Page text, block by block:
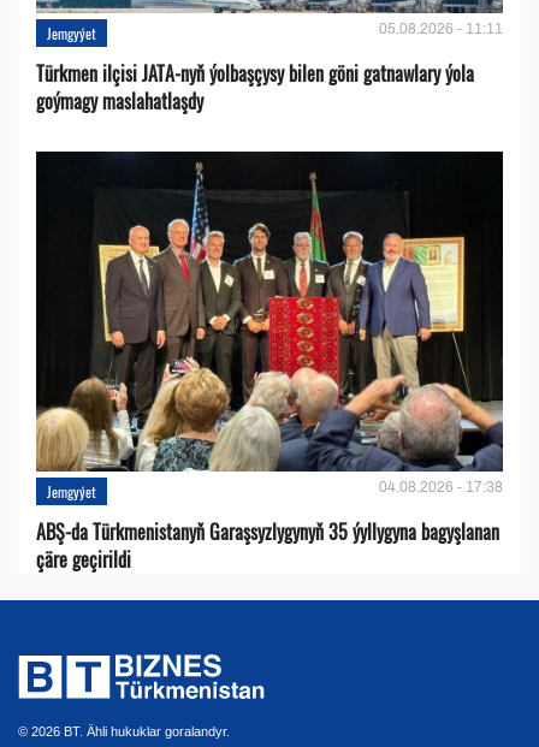
Jemgyýet 05.08.2026 - 11:11
Türkmen ilçisi JATA-nyň ýolbaşçysy bilen göni gatnawlary ýola
goýmagy maslahatlaşdy
Jemgyýet 04.08.2026 - 17:38
ABŞ-da Türkmenistanyň Garaşsyzlygynyň 35 ýyllygyna bagyşlanan
çäre geçirildi
© 2026 BT. Ähli hukuklar goralandyr.